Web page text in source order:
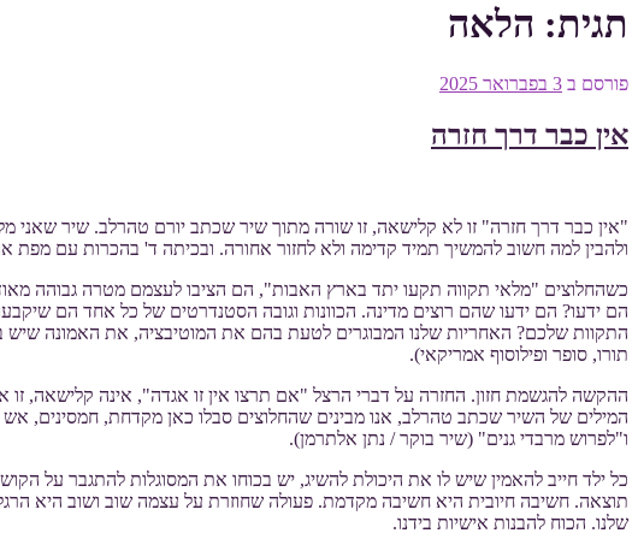
תגית: הלאה
פורסם ב 3 בפברואר 2025
אין כבר דרך חזרה
"אין כבר דרך חזרה" זו לא קלישאה, זו שורה מתוך שיר שכתב יורם טהרלב. שיר שאני
ולהבין למה חשוב להמשיך תמיד קדימה ולא לחזור אחורה. ובכיתה ד' בהכרות עם מפת
כשהחלוצים "מלאי תקווה תקעו יתד בארץ האבות", הם הציבו לעצמם מטרה גבוהה
הם ידעו? הם ידעו שהם רוצים מדינה. הכוונות וגובה הסטנדרטים של כל אחד הם
התקוות שלכם? האחריות שלנו המבוגרים לטעת בהם את המוטיבציה, את האמונה
תורו, סופר ופילוסוף אמריקאי).
ההקשה להגשמת חזון. החזרה על דברי הרצל "אם תרצו אין זו אגדה", אינה קלישאה,
המילים של השיר שכתב טהרלב, אנו מבינים שהחלוצים סבלו כאן מקדחת,
ו"לפרוש מרבדי גנים" (שיר בוקר / נתן אלתרמן).
כל ילד חייב להאמין שיש לו את היכולת להשיג, יש בכוחו את המסוגלות להתגבר על
תוצאה. חשיבה חיובית היא חשיבה מקדמת. פעולה שחוזרת על עצמה שוב ושוב היא
שלנו. הכוח להבנות אישיות בידנו.